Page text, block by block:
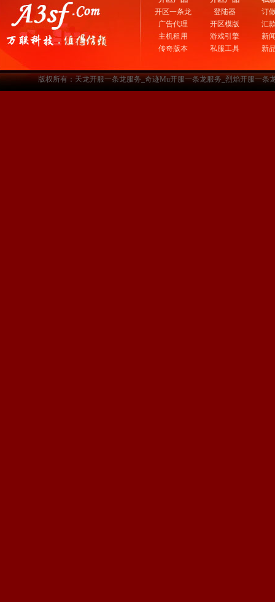
开区一条龙
广告代理
主机租用
传奇版本
登陆器
开区模版
游戏引擎
私服工具
订
汇
新
新
版权所有：天龙开服一条龙服务_奇迹Mu开服一条龙服务_烈焰开服一条